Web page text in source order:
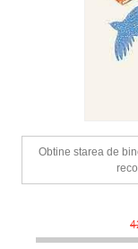
Obtine starea de